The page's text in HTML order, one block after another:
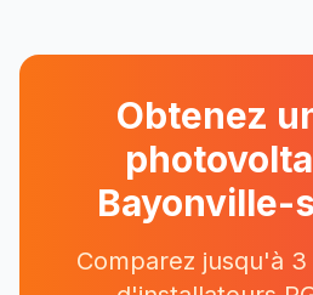
Obtenez
Bayonville-
Comparez jusqu'à